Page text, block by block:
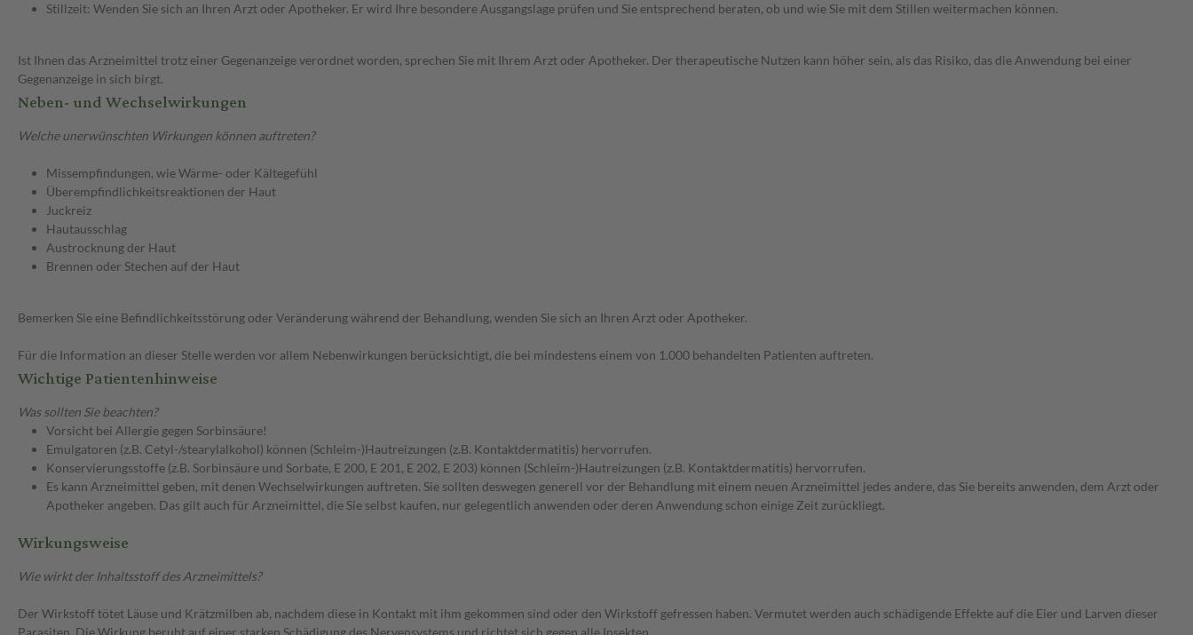
Stillzeit: Wenden Sie sich an Ihren Arzt oder Apotheker. Er wird Ihre besondere Ausgangslage prüfen und Sie entsprechend beraten, ob und wie Sie mit dem Stillen weitermachen können.
Ist Ihnen das Arzneimittel trotz einer Gegenanzeige verordnet worden, sprechen Sie mit Ihrem Arzt oder Apotheker. Der therapeutische Nutzen kann höher sein, als das Risiko, das die Anwendung bei einer
Gegenanzeige in sich birgt.
Neben- und Wechselwirkungen
Welche unerwünschten Wirkungen können auftreten?
Missempfindungen, wie Wärme- oder Kältegefühl
Überempfindlichkeitsreaktionen der Haut
Juckreiz
Hautausschlag
Austrocknung der Haut
Brennen oder Stechen auf der Haut
Bemerken Sie eine Befindlichkeitsstörung oder Veränderung während der Behandlung, wenden Sie sich an Ihren Arzt oder Apotheker.
Für die Information an dieser Stelle werden vor allem Nebenwirkungen berücksichtigt, die bei mindestens einem von 1.000 behandelten Patienten auftreten.
Wichtige Patientenhinweise
Was sollten Sie beachten?
Vorsicht bei Allergie gegen Sorbinsäure!
Emulgatoren (z.B. Cetyl-/stearylalkohol) können (Schleim-)Hautreizungen (z.B. Kontaktdermatitis) hervorrufen.
Konservierungsstoffe (z.B. Sorbinsäure und Sorbate, E 200, E 201, E 202, E 203) können (Schleim-)Hautreizungen (z.B. Kontaktdermatitis) hervorrufen.
Es kann Arzneimittel geben, mit denen Wechselwirkungen auftreten. Sie sollten deswegen generell vor der Behandlung mit einem neuen Arzneimittel jedes andere, das Sie bereits anwenden, dem Arzt oder
Apotheker angeben. Das gilt auch für Arzneimittel, die Sie selbst kaufen, nur gelegentlich anwenden oder deren Anwendung schon einige Zeit zurückliegt.
Wirkungsweise
Wie wirkt der Inhaltsstoff des Arzneimittels?
Der Wirkstoff tötet Läuse und Krätzmilben ab, nachdem diese in Kontakt mit ihm gekommen sind oder den Wirkstoff gefressen haben. Vermutet werden auch schädigende Effekte auf die Eier und Larven dieser
Parasiten. Die Wirkung beruht auf einer starken Schädigung des Nervensystems und richtet sich gegen alle Insekten.